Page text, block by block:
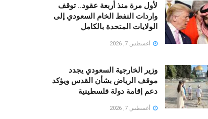
لأول مرة منذ أربعة عقود.. توقف
واردات النفط الخام السعودي إلى
الولايات المتحدة بالكامل
أغسطس 7, 2026
وزير الخارجية السعودي يجدد
موقف الرياض بشأن القدس ويؤكد
دعم إقامة دولة فلسطينية
أغسطس 7, 2026